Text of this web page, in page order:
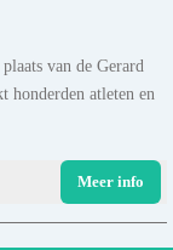
van de Gerard
honderden atleten en
Meer info